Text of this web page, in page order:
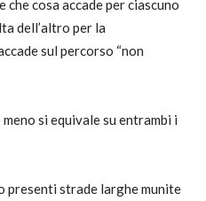
cosa accade per ciascuno
dell’altro per la
sul percorso “non
si equivale su entrambi i
presenti strade larghe munite